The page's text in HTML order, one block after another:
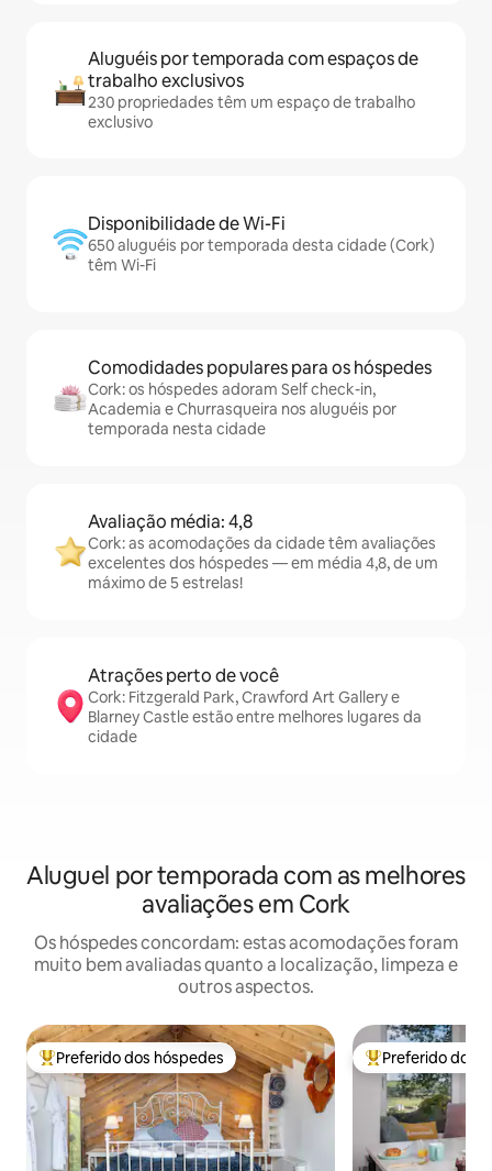
Aluguéis por temporada com espaços de
trabalho exclusivos
230 propriedades têm um espaço de trabalho
exclusivo
Disponibilidade de Wi-Fi
650 aluguéis por temporada desta cidade (Cork)
têm Wi-Fi
Comodidades populares para os hóspedes
Cork: os hóspedes adoram Self check-in,
Academia e Churrasqueira nos aluguéis por
temporada nesta cidade
Avaliação média: 4,8
Cork: as acomodações da cidade têm avaliações
excelentes dos hóspedes — em média 4,8, de um
máximo de 5 estrelas!
Atrações perto de você
Cork: Fitzgerald Park, Crawford Art Gallery e
Blarney Castle estão entre melhores lugares da
cidade
Aluguel por temporada com as melhores
avaliações em Cork
Os hóspedes concordam: estas acomodações foram
muito bem avaliadas quanto a localização, limpeza e
outros aspectos.
Entre os melhores preferidos dos hóspedes
Preferido dos hóspedes Entre os
Preferido dos